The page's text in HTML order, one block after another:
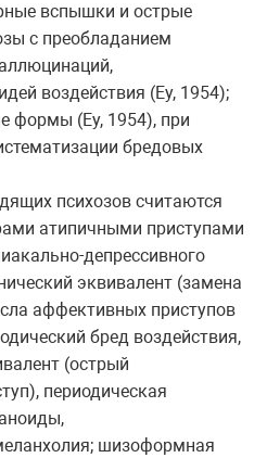
вспышки и острые
с преобладанием
воздействия (Еу, 1954);
формы (Еу, 1954), при
бредовых
психозов считаются
атипичными приступами
депрессивного
эквивалент (замена
аффективных приступов
бред воздействия,
(острый
периодическая
шизоформная